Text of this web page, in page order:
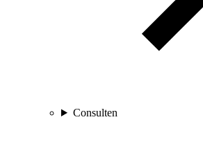
Consulten